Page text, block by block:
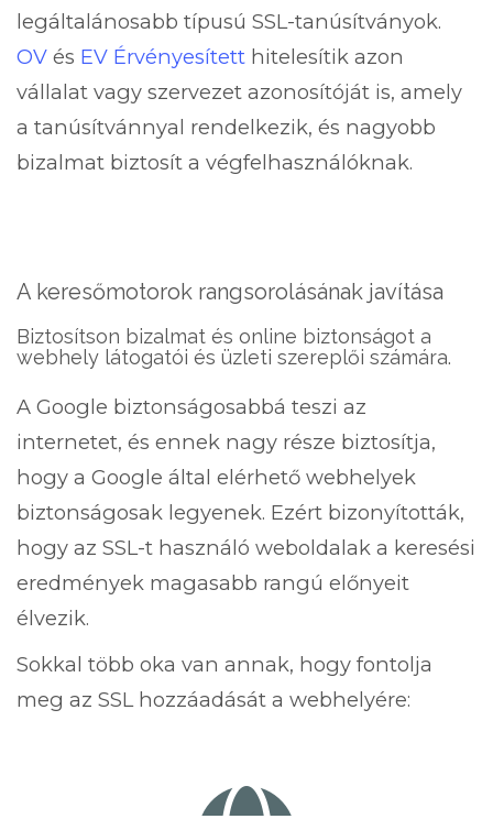
legáltalánosabb típusú SSL-tanúsítványok.
OV és EV Érvényesített hitelesítik azon
vállalat vagy szervezet azonosítóját is, amely
a tanúsítvánnyal rendelkezik, és nagyobb
bizalmat biztosít a végfelhasználóknak.
A keresőmotorok rangsorolásának javítása
Biztosítson bizalmat és online biztonságot a
webhely látogatói és üzleti szereplői számára.
A Google biztonságosabbá teszi az
internetet, és ennek nagy része biztosítja,
hogy a Google által elérhető webhelyek
biztonságosak legyenek. Ezért bizonyították,
hogy az SSL-t használó weboldalak a keresési
eredmények magasabb rangú előnyeit
élvezik.
Sokkal több oka van annak, hogy fontolja
meg az SSL hozzáadását a webhelyére: